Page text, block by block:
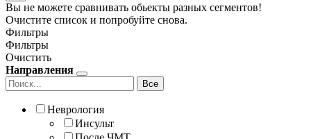
Вы не можете сравнивать обьекты разных сегментов!
Очистите список и попробуйте снова.
Фильтры
Фильтры
Очистить
Направления
Все
Неврология
Инсульт